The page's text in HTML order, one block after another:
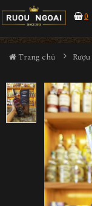
0
Trang chủ